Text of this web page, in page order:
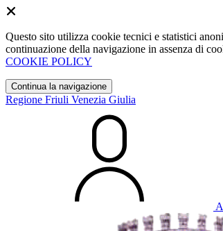
Questo sito utilizza cookie tecnici e statistici
continuazione della navigazione in assenza di
COOKIE POLICY
Continua la navigazione
Regione Friuli Venezia Giulia